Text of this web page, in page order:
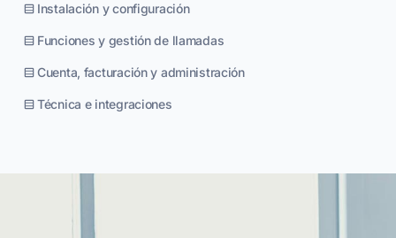
Instalación y configuración
Funciones y gestión de llamadas
Cuenta, facturación y administración
Técnica e integraciones